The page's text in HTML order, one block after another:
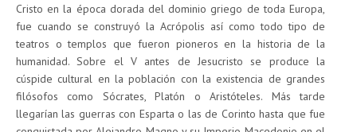
Cristo en la época dorada del dominio griego de toda Europa,
fue cuando se construyó la Acrópolis así como todo tipo de
teatros o templos que fueron pioneros en la historia de la
humanidad. Sobre el V antes de Jesucristo se produce la
cúspide cultural en la población con la existencia de grandes
filósofos como Sócrates, Platón o Aristóteles. Más tarde
llegarían las guerras con Esparta o las de Corinto hasta que fue